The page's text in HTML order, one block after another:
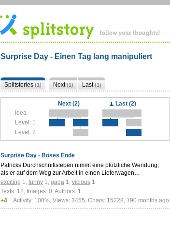
Surprise Day - Einen Tag lang manipuliert
Splitstories (1) Next(1) Last(1)
Next (2)
Last (2)
Idea
Level: 1
Level: 2
Surprise Day - Böses Ende
Patricks Durchschnittsleben nimmt eine plötzliche Wendung,
als er auf dem Weg zur Arbeit in einen Lieferwagen…
exciting 1, funny 1, gaga 1, vicious 1
Texts: 12, Images: 0, Authors: 1
+4
Activity: 100%, Views: 3455, Chars: 15228, 190 months ago